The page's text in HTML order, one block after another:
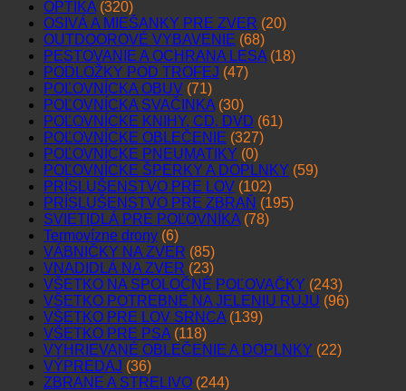
OPTIKA (320)
OSIVÁ A MIEŠANKY PRE ZVER (20)
OUTDOOROVÉ VYBAVENIE (68)
PESTOVANIE A OCHRANA LESA (18)
PODLOŽKY POD TROFEJ (47)
POĽOVNÍCKA OBUV (71)
POĽOVNÍCKA SVAČINKA (30)
POĽOVNÍCKE KNIHY, CD, DVD (61)
POĽOVNÍCKE OBLEČENIE (327)
POĽOVNÍCKE PNEUMATIKY (0)
POĽOVNÍCKE ŠPERKY A DOPLNKY (59)
PRÍSLUŠENSTVO PRE LOV (102)
PRÍSLUŠENSTVO PRE ZBRAŇ (195)
SVIETIDLÁ PRE POĽOVNÍKA (78)
Termovízne drony (6)
VÁBNIČKY NA ZVER (85)
VNADIDLÁ NA ZVER (23)
VŠETKO NA SPOLOČNÉ POĽOVAČKY (243)
VŠETKO POTREBNÉ NA JELENIU RUJU (96)
VŠETKO PRE LOV SRNCA (139)
VŠETKO PRE PSA (118)
VYHRIEVANÉ OBLEČENIE A DOPLNKY (22)
VÝPREDAJ (36)
ZBRANE A STRELIVO (244)